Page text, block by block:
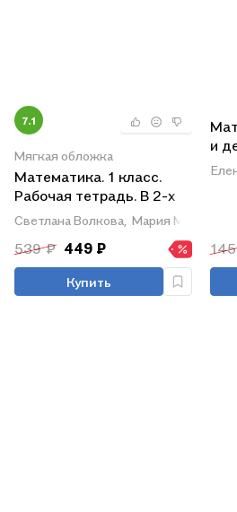
7.1
Мягкая обложка
Математика. 1 класс.
Рабочая тетрадь. В 2-х
частях. Часть 1
Светлана Волкова, Мария Моро
539 ₽ 449 ₽
Купить
и